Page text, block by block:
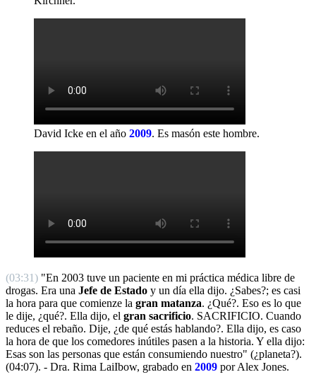
David Icke en el año 2009. Es masón este hombre.
(03:31) "En 2003 tuve un paciente en mi práctica médica libre de
drogas. Era una Jefe de Estado y un día ella dijo. ¿Sabes?; es casi
la hora para que comienze la gran matanza. ¿Qué?. Eso es lo que
le dije, ¿qué?. Ella dijo, el gran sacrificio. SACRIFICIO. Cuando
reduces el rebaño. Dije, ¿de qué estás hablando?. Ella dijo, es caso
la hora de que los comedores inútiles pasen a la historia. Y ella dijo:
Esas son las personas que están consumiendo nuestro" (¿planeta?).
(04:07). - Dra. Rima LaiIbow, grabado en 2009 por Alex Jones.